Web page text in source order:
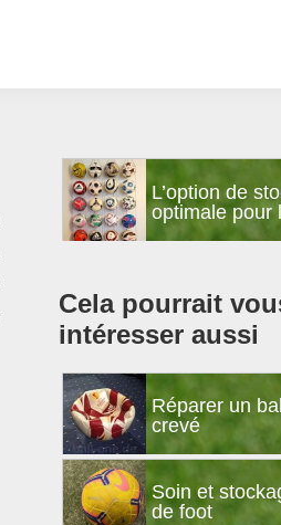
Barre
latérale
principale
L’option de
optimale pour
Cela pourrait
intéresser aussi
Réparer un
crevé
Soin et
de foot